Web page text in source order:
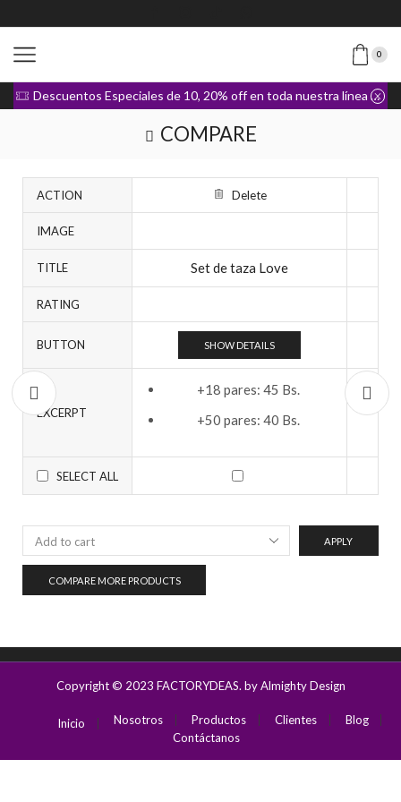
0
Descuentos Especiales de 10, 20% off en toda nuestra línea de Ropa
COMPARE
ACTION Delete
IMAGE
TITLE Set de taza Love
RATING
BUTTON SHOW DETAILS
EXCERPT
+18 pares: 45 Bs.
+50 pares: 40 Bs.
SELECT ALL
APPLY
COMPARE MORE PRODUCTS
Copyright © 2023 FACTORYDEAS. by Almighty Design
Inicio Nosotros Productos Clientes
Blog
Contáctanos